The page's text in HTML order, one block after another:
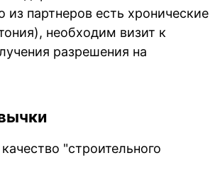
из партнеров есть хронические
необходим визит к
разрешения на
"строительного